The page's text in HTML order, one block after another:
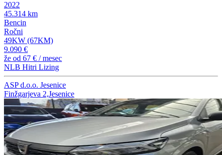
2022
45.314 km
Bencin
Ročni
49KW (67KM)
9.090 €
že od 67 € / mesec
NLB Hitri Lizing
ASP d.o.o. Jesenice
Finžgarjeva 2,Jesenice